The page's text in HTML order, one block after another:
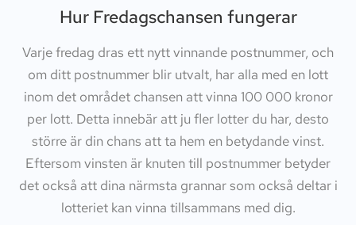
Hur Fredagschansen fungerar
Varje fredag dras ett nytt vinnande postnummer, och
om ditt postnummer blir utvalt, har alla med en lott
inom det området chansen att vinna 100 000 kronor
per lott. Detta innebär att ju fler lotter du har, desto
större är din chans att ta hem en betydande vinst.
Eftersom vinsten är knuten till postnummer betyder
det också att dina närmsta grannar som också deltar i
lotteriet kan vinna tillsammans med dig.